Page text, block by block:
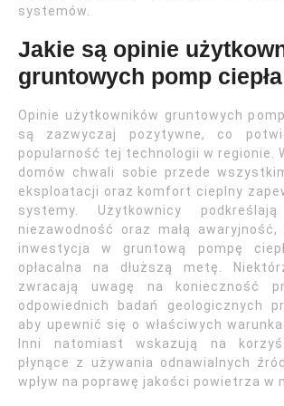
systemów.
Jakie są opinie
gruntowych pomp
Opinie użytkowników gruntowych
są zazwyczaj pozytywne, co
popularność tej technologii w regionie.
domów chwali sobie przede
eksploatacji oraz komfort cieplny
systemy. Użytkownicy
niezawodność oraz małą
inwestycja w gruntową pompę
opłacalna na dłuższą metę.
zwracają uwagę na konieczność
odpowiednich badań geologicznych
aby upewnić się o właściwych
Inni natomiast wskazują na
płynące z używania odnawialnych
wpływ na poprawę jakości powietrza w